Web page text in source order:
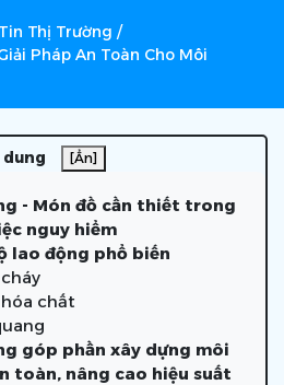
Tin Thị Trường /
Pháp An Toàn Cho Môi
dung [Ẩn]
- Món đồ cần thiết trong
nguy hiểm
lao động phổ biến
chất
góp phần xây dựng môi
toàn, nâng cao hiệu suất